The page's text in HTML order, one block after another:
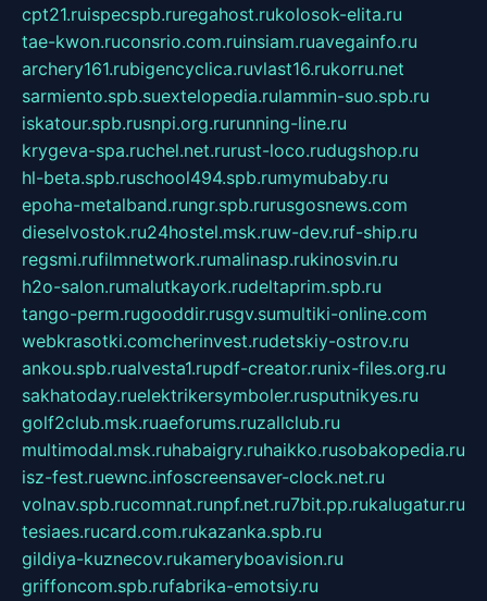
cpt21.ruispecspb.ruregahost.rukolosok-elita.ru
tae-kwon.ruconsrio.com.ruinsiam.ruavegainfo.ru
archery161.rubigencyclica.ruvlast16.rukorru.net
sarmiento.spb.suextelopedia.rulammin-suo.spb.ru
iskatour.spb.rusnpi.org.rurunning-line.ru
krygeva-spa.ruchel.net.rurust-loco.rudugshop.ru
hl-beta.spb.ruschool494.spb.rumymubaby.ru
epoha-metalband.rungr.spb.rurusgosnews.com
dieselvostok.ru24hostel.msk.ruw-dev.ruf-ship.ru
regsmi.rufilmnetwork.rumalinasp.rukinosvin.ru
h2o-salon.rumalutkayork.rudeltaprim.spb.ru
tango-perm.rugooddir.rusgv.sumultiki-online.com
webkrasotki.comcherinvest.rudetskiy-ostrov.ru
ankou.spb.rualvesta1.rupdf-creator.runix-files.org.ru
sakhatoday.ruelektrikersymboler.rusputnikyes.ru
golf2club.msk.ruaeforums.ruzallclub.ru
multimodal.msk.ruhabaigry.ruhaikko.rusobakopedia.ru
isz-fest.ruewnc.infoscreensaver-clock.net.ru
volnav.spb.rucomnat.runpf.net.ru7bit.pp.rukalugatur.ru
tesiaes.rucard.com.rukazanka.spb.ru
gildiya-kuznecov.rukameryboavision.ru
griffoncom.spb.rufabrika-emotsiy.ru